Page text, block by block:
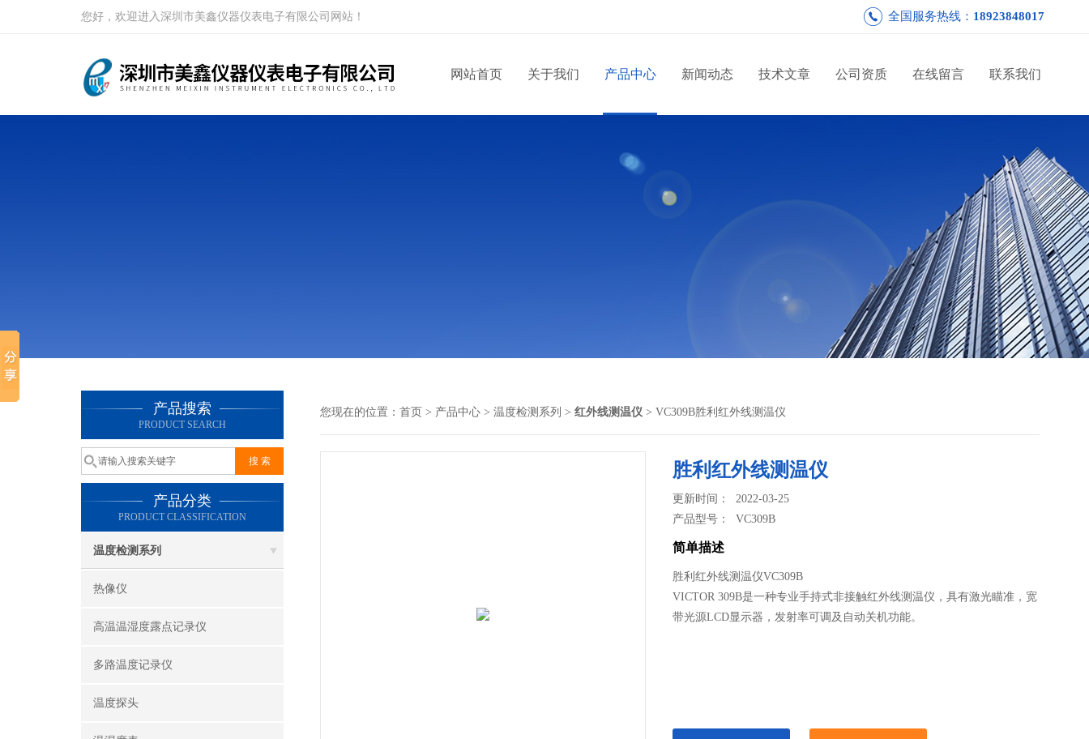
您好，欢迎进入深圳市美鑫仪器仪表电子有限公司网站！ 全国服务热线： 18923848017
网站首页 关于我们 产品中心 新闻动态 技术文章 公司资质 在线留言 联系我们
产品搜索
PRODUCT SEARCH
产品分类
PRODUCT CLASSIFICATION
温度检测系列
热像仪
高温温湿度露点记录仪
多路温度记录仪
温度探头
您现在的位置： 首页 > 产品中心 > 温度检测系列 > 红外线测温仪 > VC309B胜利红外线测温仪
胜利红外线测温仪
更新时间： 2022-03-25
产品型号：VC309B
简单描述
胜利红外线测温仪VC309B
VICTOR 309B是一种专业手持式非接触红外线测温仪，具有激光瞄准，宽
带光源LCD显示器，发射率可调及自动关机功能。